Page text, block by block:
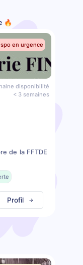
🔥
en urgence
disponibilité
< 3 semaines
de la FFTDE
Profil